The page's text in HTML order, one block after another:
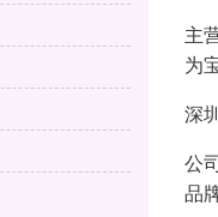
主
为
深
公
品